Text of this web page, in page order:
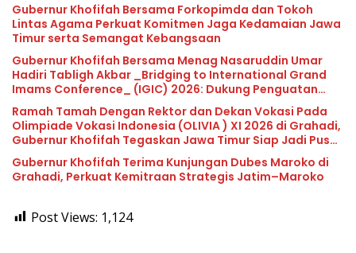
Gubernur Khofifah Bersama Forkopimda dan Tokoh
Lintas Agama Perkuat Komitmen Jaga Kedamaian Jawa
Timur serta Semangat Kebangsaan
Gubernur Khofifah Bersama Menag Nasaruddin Umar
Hadiri Tabligh Akbar _Bridging to International Grand
Imams Conference_ (IGIC) 2026: Dukung Penguatan
Peran Masjid sebagai Pusat Peradaban, Diplomasi
Keagamaan dan Perdamaian Global
Ramah Tamah Dengan Rektor dan Dekan Vokasi Pada
Olimpiade Vokasi Indonesia (OLIVIA ) XI 2026 di Grahadi,
Gubernur Khofifah Tegaskan Jawa Timur Siap Jadi Pusat
Pengembangan Vokasi Nasional
Gubernur Khofifah Terima Kunjungan Dubes Maroko di
Grahadi, Perkuat Kemitraan Strategis Jatim–Maroko
Post Views: 1,124